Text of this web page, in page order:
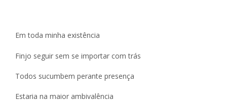
Em toda minha existência
Finjo seguir sem se importar com trás
Todos sucumbem perante presença
Estaria na maior ambivalência